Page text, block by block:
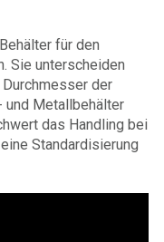
für den
Sie unterscheiden
der
und Metallbehälter
das Handling bei
Standardisierung